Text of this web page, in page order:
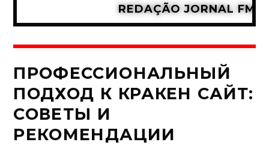
REDAÇÃO JORNAL FM
ПРОФЕССИОНАЛЬНЫЙ
ПОДХОД К КРАКЕН САЙТ:
СОВЕТЫ И
РЕКОМЕНДАЦИИ